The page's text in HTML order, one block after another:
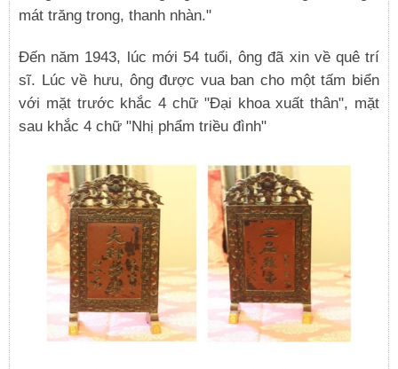
mát trăng trong, thanh nhàn."
Đến năm 1943, lúc mới 54 tuổi, ông đã xin về quê trí
sĩ. Lúc về hưu, ông được vua ban cho một tấm biển
với mặt trước khắc 4 chữ "Đại khoa xuất thân", mặt
sau khắc 4 chữ "Nhị phẩm triều đình"